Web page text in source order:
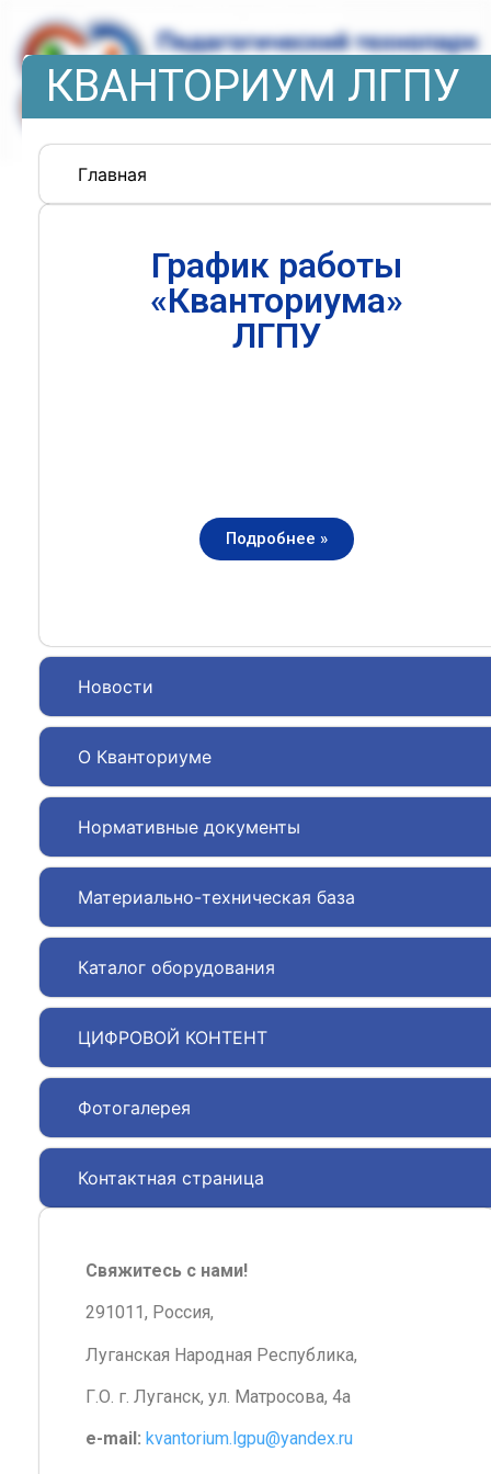
КВАНТОРИУМ ЛГПУ
Главная
Новости
О Кванториуме
Нормативные документы
Материально-техническая база
Каталог оборудования
ЦИФРОВОЙ КОНТЕНТ
Фотогалерея
Контактная страница
График работы
«Кванториума»
ЛГПУ
Подробнее »
Свяжитесь с нами!
291011, Россия,
Луганская Народная Республика,
Г.О. г. Луганск, ул. Матросова, 4а
e-mail: kvantorium.lgpu@yandex.ru